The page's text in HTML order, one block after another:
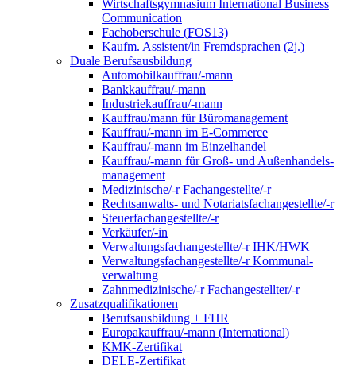
Wirtschaftsgymnasium International Business
Communication
Fachoberschule (FOS13)
Kaufm. Assistent/in Fremdsprachen (2j.)
Duale Berufsausbildung
Automobilkauffrau/-mann
Bankkauffrau/-mann
Industriekauffrau/-mann
Kauffrau/mann für Büromanagement
Kauffrau/-mann im E-Commerce
Kauffrau/-mann im Einzelhandel
Kauffrau/-mann für Groß- und Außen­handels­
manage­ment
Medizinische/-r Fachangestellte/-r
Rechtsanwalts- und Notariatsfachangestellte/-r
Steuerfachangestellte/-r
Verkäufer/-in
Verwaltungs­fach­angestellte/-r IHK/HWK
Verwaltungsfach­angestellte/-r Kommunal­
verwaltung
Zahnmedizinische/-r Fachangestellter/-r
Zusatzqualifikationen
Berufsausbildung + FHR
Europakauffrau/-mann (International)
KMK-Zertifikat
DELE-Zertifikat